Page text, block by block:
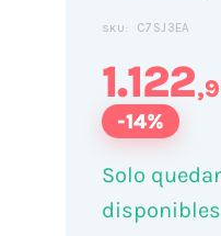
SKU: C7SJ3EA
1.122
-14%
Solo
disponibles